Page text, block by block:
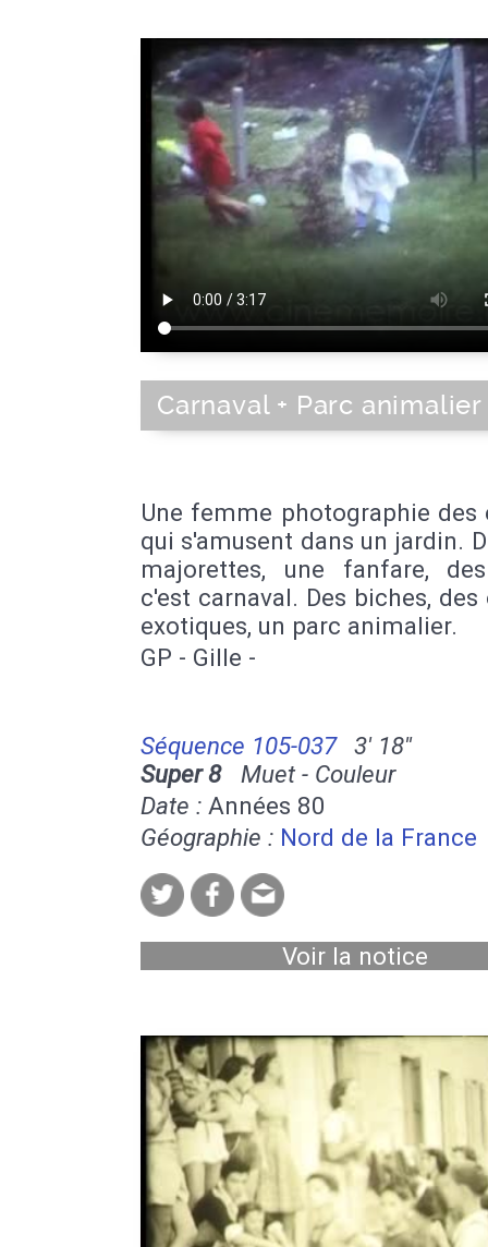
Carnaval + Parc animalier
Une femme photographie des
qui s'amusent dans un jardin.
majorettes, une fanfare,
c'est carnaval. Des biches, des
exotiques, un parc animalier.
GP - Gille -
Séquence 105-037
3' 18''
Super 8Muet - Couleur
Date : Années 80
Géographie : Nord de la France
Voir la notice